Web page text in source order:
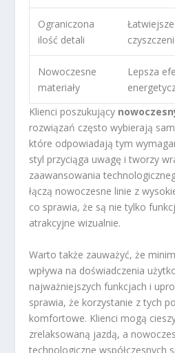
Ograniczona
ilość detali
Nowoczesne
materiały
Lepsza
Klienci poszukujący
rozwiązań często wybierają
które odpowiadają tym
styl przyciąga uwagę i tworzy
zaawansowania
łączą nowoczesne linie z
co sprawia, że są nie tylko
atrakcyjne wizualnie.
Warto także zauważyć, że
wpływa na doświadczenia
najważniejszych funkcjach i
sprawia, że korzystanie z tych
komfortowe. Klienci mogą
zrelaksowaną jazdą, a
technologiczne współczesnych